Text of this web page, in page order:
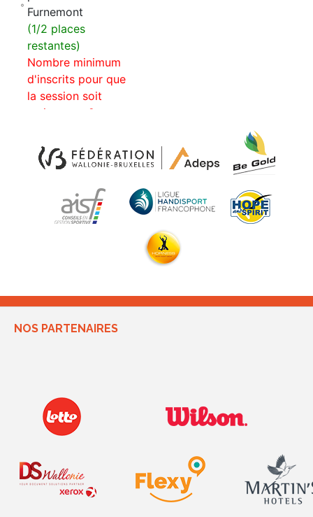
NOS PARTENAIRES